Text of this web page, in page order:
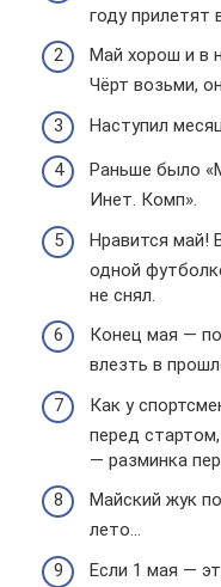
году прилетят
Май хорош и в
Чёрт возьми,
Наступил
Раньше было
Инет. Комп».
Нравится май!
одной
не снял.
Конец мая —
влезть в
Как у
перед
— разминка
Майский жук
лето…
Если 1 мая —